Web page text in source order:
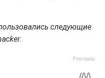
следующие